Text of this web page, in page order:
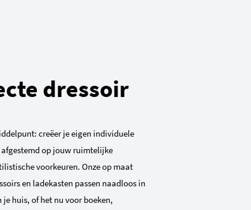
dressoir
creëer je eigen individuele
op jouw ruimtelijke
voorkeuren. Onze op maat
en ladekasten passen naadloos in
je huis, of het nu voor boeken,